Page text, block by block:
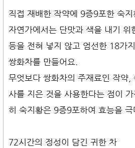
직접 재배한 작약에 9증9포한 숙지
자연가에서는 단맛과 색을 내기 위
등을 전혀 넣지 않고 엄선한 18가
쌍화차를 만들어요.
무엇보다 쌍화차의 주재료인 작약,
사를 지은 것을 사용한다는 점이
히 숙지황은 9증9포하여 효능을
72시간의 정성이 담긴 귀한 차